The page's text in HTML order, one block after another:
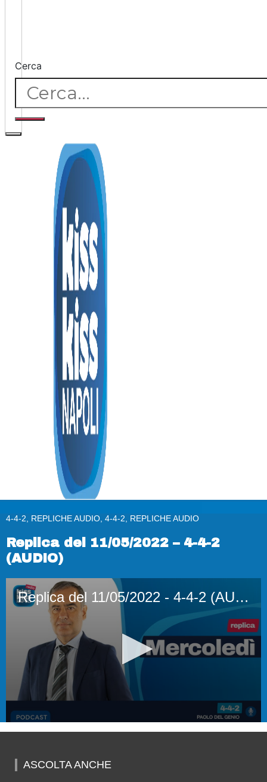
Cerca
4-4-2, REPLICHE AUDIO, 4-4-2, REPLICHE AUDIO
Replica del 11/05/2022 – 4-4-2
(AUDIO)
Replica del 11/05/2022 - 4-4-2 (AUDIO)
minutes,
58
ASCOLTA ANCHE